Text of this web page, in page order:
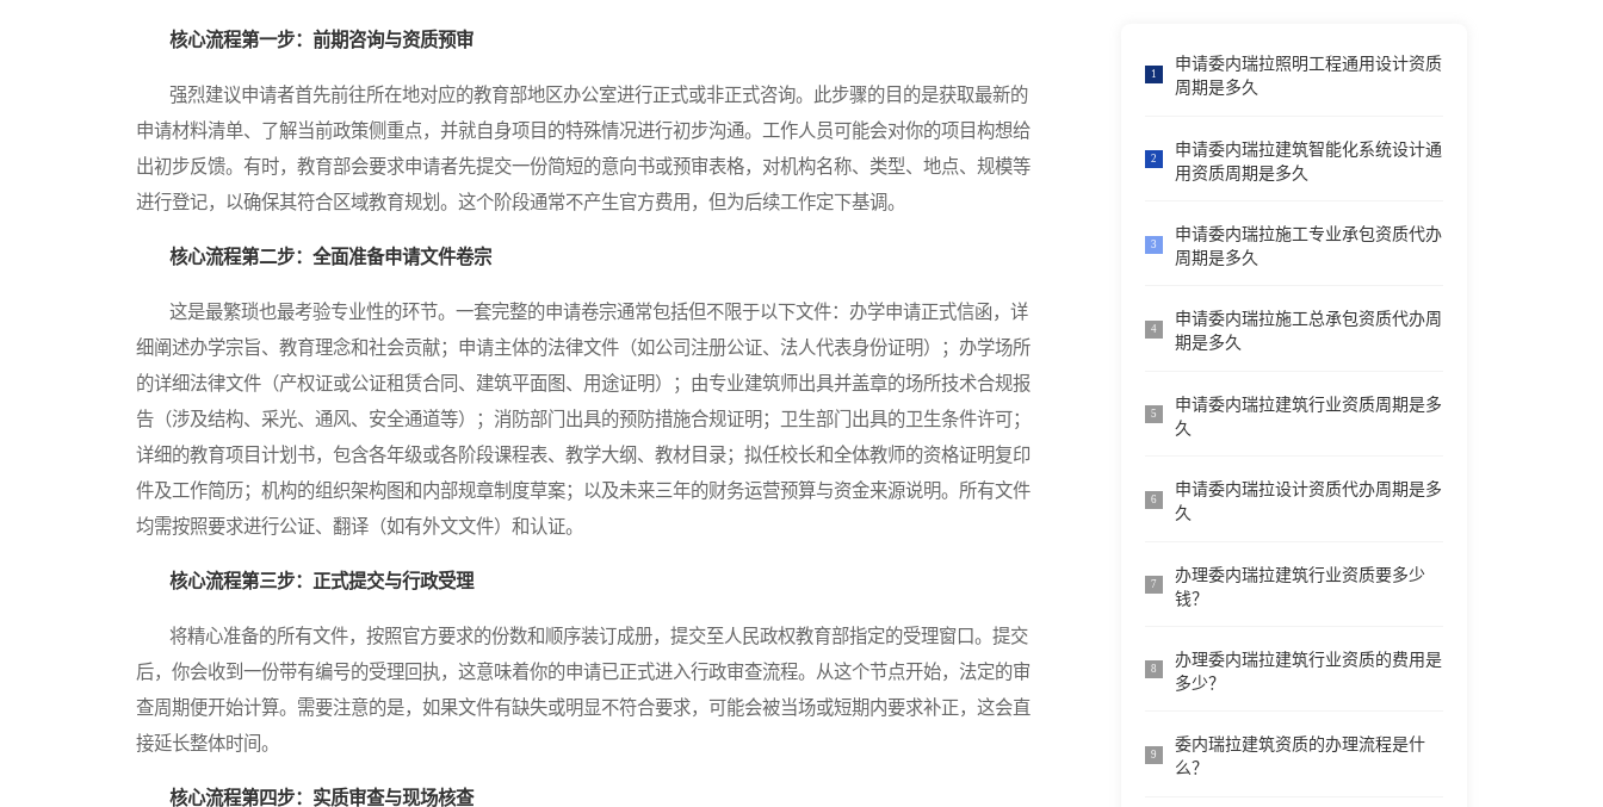
核心流程第一步：前期咨询与资质预审
强烈建议申请者首先前往所在地对应的教育部地区办公室进行正式或非正式咨询。此步骤的目的是获取最新的
申请材料清单、了解当前政策侧重点，并就自身项目的特殊情况进行初步沟通。工作人员可能会对你的项目构想给
出初步反馈。有时，教育部会要求申请者先提交一份简短的意向书或预审表格，对机构名称、类型、地点、规模等
进行登记，以确保其符合区域教育规划。这个阶段通常不产生官方费用，但为后续工作定下基调。
核心流程第二步：全面准备申请文件卷宗
这是最繁琐也最考验专业性的环节。一套完整的申请卷宗通常包括但不限于以下文件：办学申请正式信函，详
细阐述办学宗旨、教育理念和社会贡献；申请主体的法律文件（如公司注册公证、法人代表身份证明）；办学场所
的详细法律文件（产权证或公证租赁合同、建筑平面图、用途证明）；由专业建筑师出具并盖章的场所技术合规报
告（涉及结构、采光、通风、安全通道等）；消防部门出具的预防措施合规证明；卫生部门出具的卫生条件许可；
详细的教育项目计划书，包含各年级或各阶段课程表、教学大纲、教材目录；拟任校长和全体教师的资格证明复印
件及工作简历；机构的组织架构图和内部规章制度草案；以及未来三年的财务运营预算与资金来源说明。所有文件
均需按照要求进行公证、翻译（如有外文文件）和认证。
核心流程第三步：正式提交与行政受理
将精心准备的所有文件，按照官方要求的份数和顺序装订成册，提交至人民政权教育部指定的受理窗口。提交
后，你会收到一份带有编号的受理回执，这意味着你的申请已正式进入行政审查流程。从这个节点开始，法定的审
查周期便开始计算。需要注意的是，如果文件有缺失或明显不符合要求，可能会被当场或短期内要求补正，这会直
接延长整体时间。
核心流程第四步：实质审查与现场核查
1
申请委内瑞拉照明工程通用设计资质
周期是多久
2
申请委内瑞拉建筑智能化系统设计通
用资质周期是多久
3
申请委内瑞拉施工专业承包资质代办
周期是多久
4
申请委内瑞拉施工总承包资质代办周
期是多久
5
申请委内瑞拉建筑行业资质周期是多
久
6
申请委内瑞拉设计资质代办周期是多
久
7
办理委内瑞拉建筑行业资质要多少
钱？
8
办理委内瑞拉建筑行业资质的费用是
多少？
9
委内瑞拉建筑资质的办理流程是什
么？